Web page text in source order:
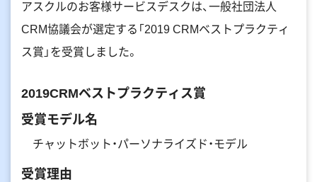
アスクルのお客様サービスデスクは、一般社団法人
CRM協議会が選定する「2019 CRMベストプラクティ
ス賞」を受賞しました。
2019CRMベストプラクティス賞
受賞モデル名
チャットボット・パーソナライズド・モデル
受賞理由